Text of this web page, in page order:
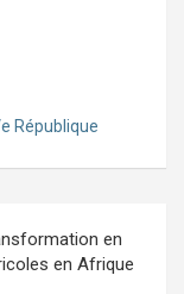
République
en
en Afrique